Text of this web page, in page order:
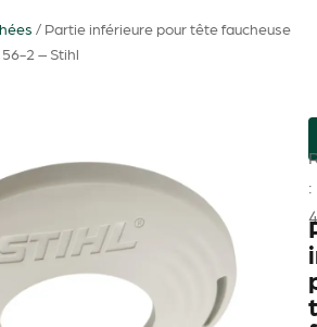
/ Partie inférieure pour tête faucheuse
2 – Stihl
: